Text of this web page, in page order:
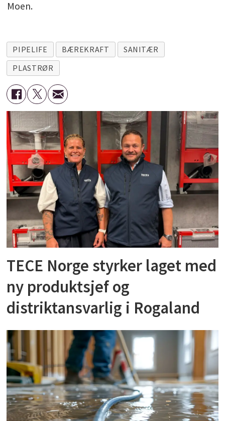
Moen.
PIPELIFE BÆREKRAFT
SANITÆR
PLASTRØR
TECE Norge styrker laget med
ny produktsjef og
distriktansvarlig i Rogaland